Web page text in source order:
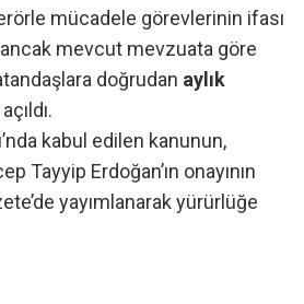
mücadele görevlerinin ifası
ancak mevcut mevzuata göre
doğrudan aylık
kabul edilen kanunun,
Tayyip Erdoğan’ın onayının
yayımlanarak yürürlüğe